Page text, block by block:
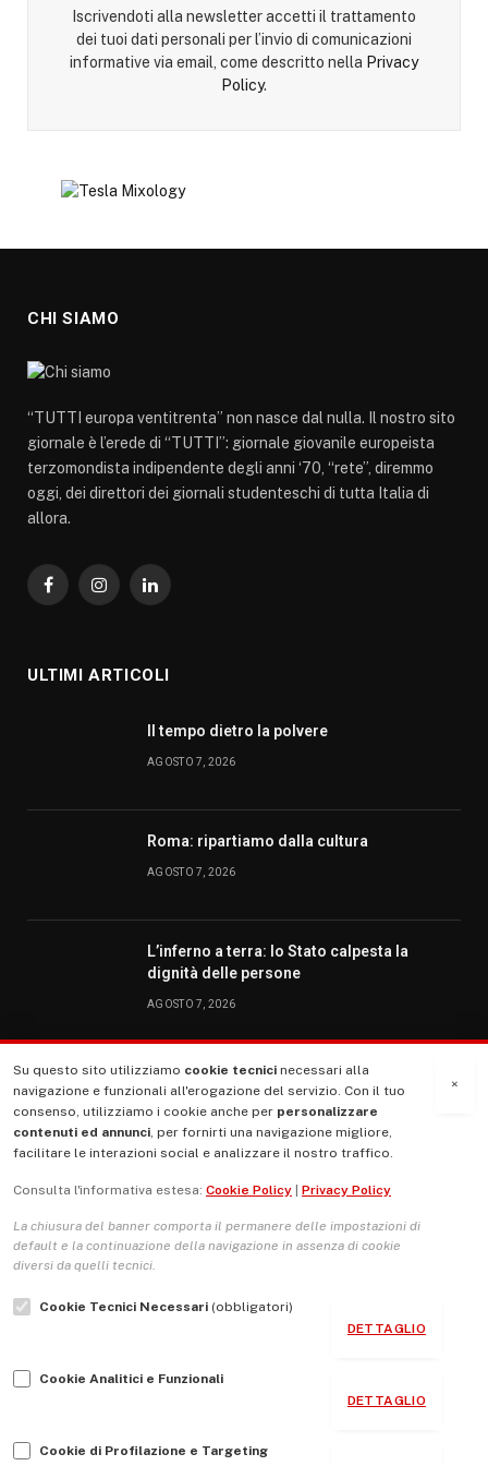
Iscrivendoti alla newsletter accetti il trattamento
dei tuoi dati personali per l’invio di comunicazioni
informative via email, come descritto nella Privacy
Policy.
CHI SIAMO
“TUTTI europa ventitrenta” non nasce dal nulla. Il nostro sito
giornale è l’erede di “TUTTI”: giornale giovanile europeista
terzomondista indipendente degli anni ‘70, “rete”, diremmo
oggi, dei direttori dei giornali studenteschi di tutta Italia di
allora.
FacebookInstagramLinkedIn
ULTIMI ARTICOLI
Il tempo dietro la polvere
AGOSTO 7, 2026
Roma: ripartiamo dalla cultura
AGOSTO 7, 2026
L’inferno a terra: lo Stato calpesta la
dignità delle persone
AGOSTO 7, 2026
MENU
La Nostra Storia
Le Copertine
L’Associazione
Indirizzo Socio Politico Culturale
Guida per le autrici e gli autori
×
Su questo sito utilizziamo cookie tecnici necessari alla
navigazione e funzionali all'erogazione del servizio. Con il tuo
consenso, utilizziamo i cookie anche per personalizzare
contenuti ed annunci, per fornirti una navigazione migliore,
facilitare le interazioni social e analizzare il nostro traffico.
Consulta l'informativa estesa: Cookie Policy Privacy Policy
La chiusura del banner comporta il permanere delle impostazioni di
default e la continuazione della navigazione in assenza di cookie
diversi da quelli tecnici.
Cookie Tecnici Necessari (obbligatori)
DETTAGLIO
Cookie Analitici e Funzionali
DETTAGLIO
Cookie di Profilazione e Targeting